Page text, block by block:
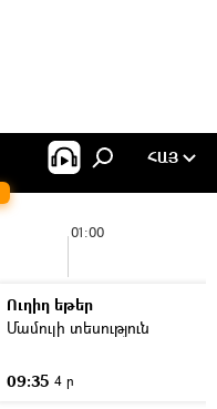
ՀԱՅ
01:00
Ուղիղ եթեր
Մամուլի տեսություն
09:35 4 ր